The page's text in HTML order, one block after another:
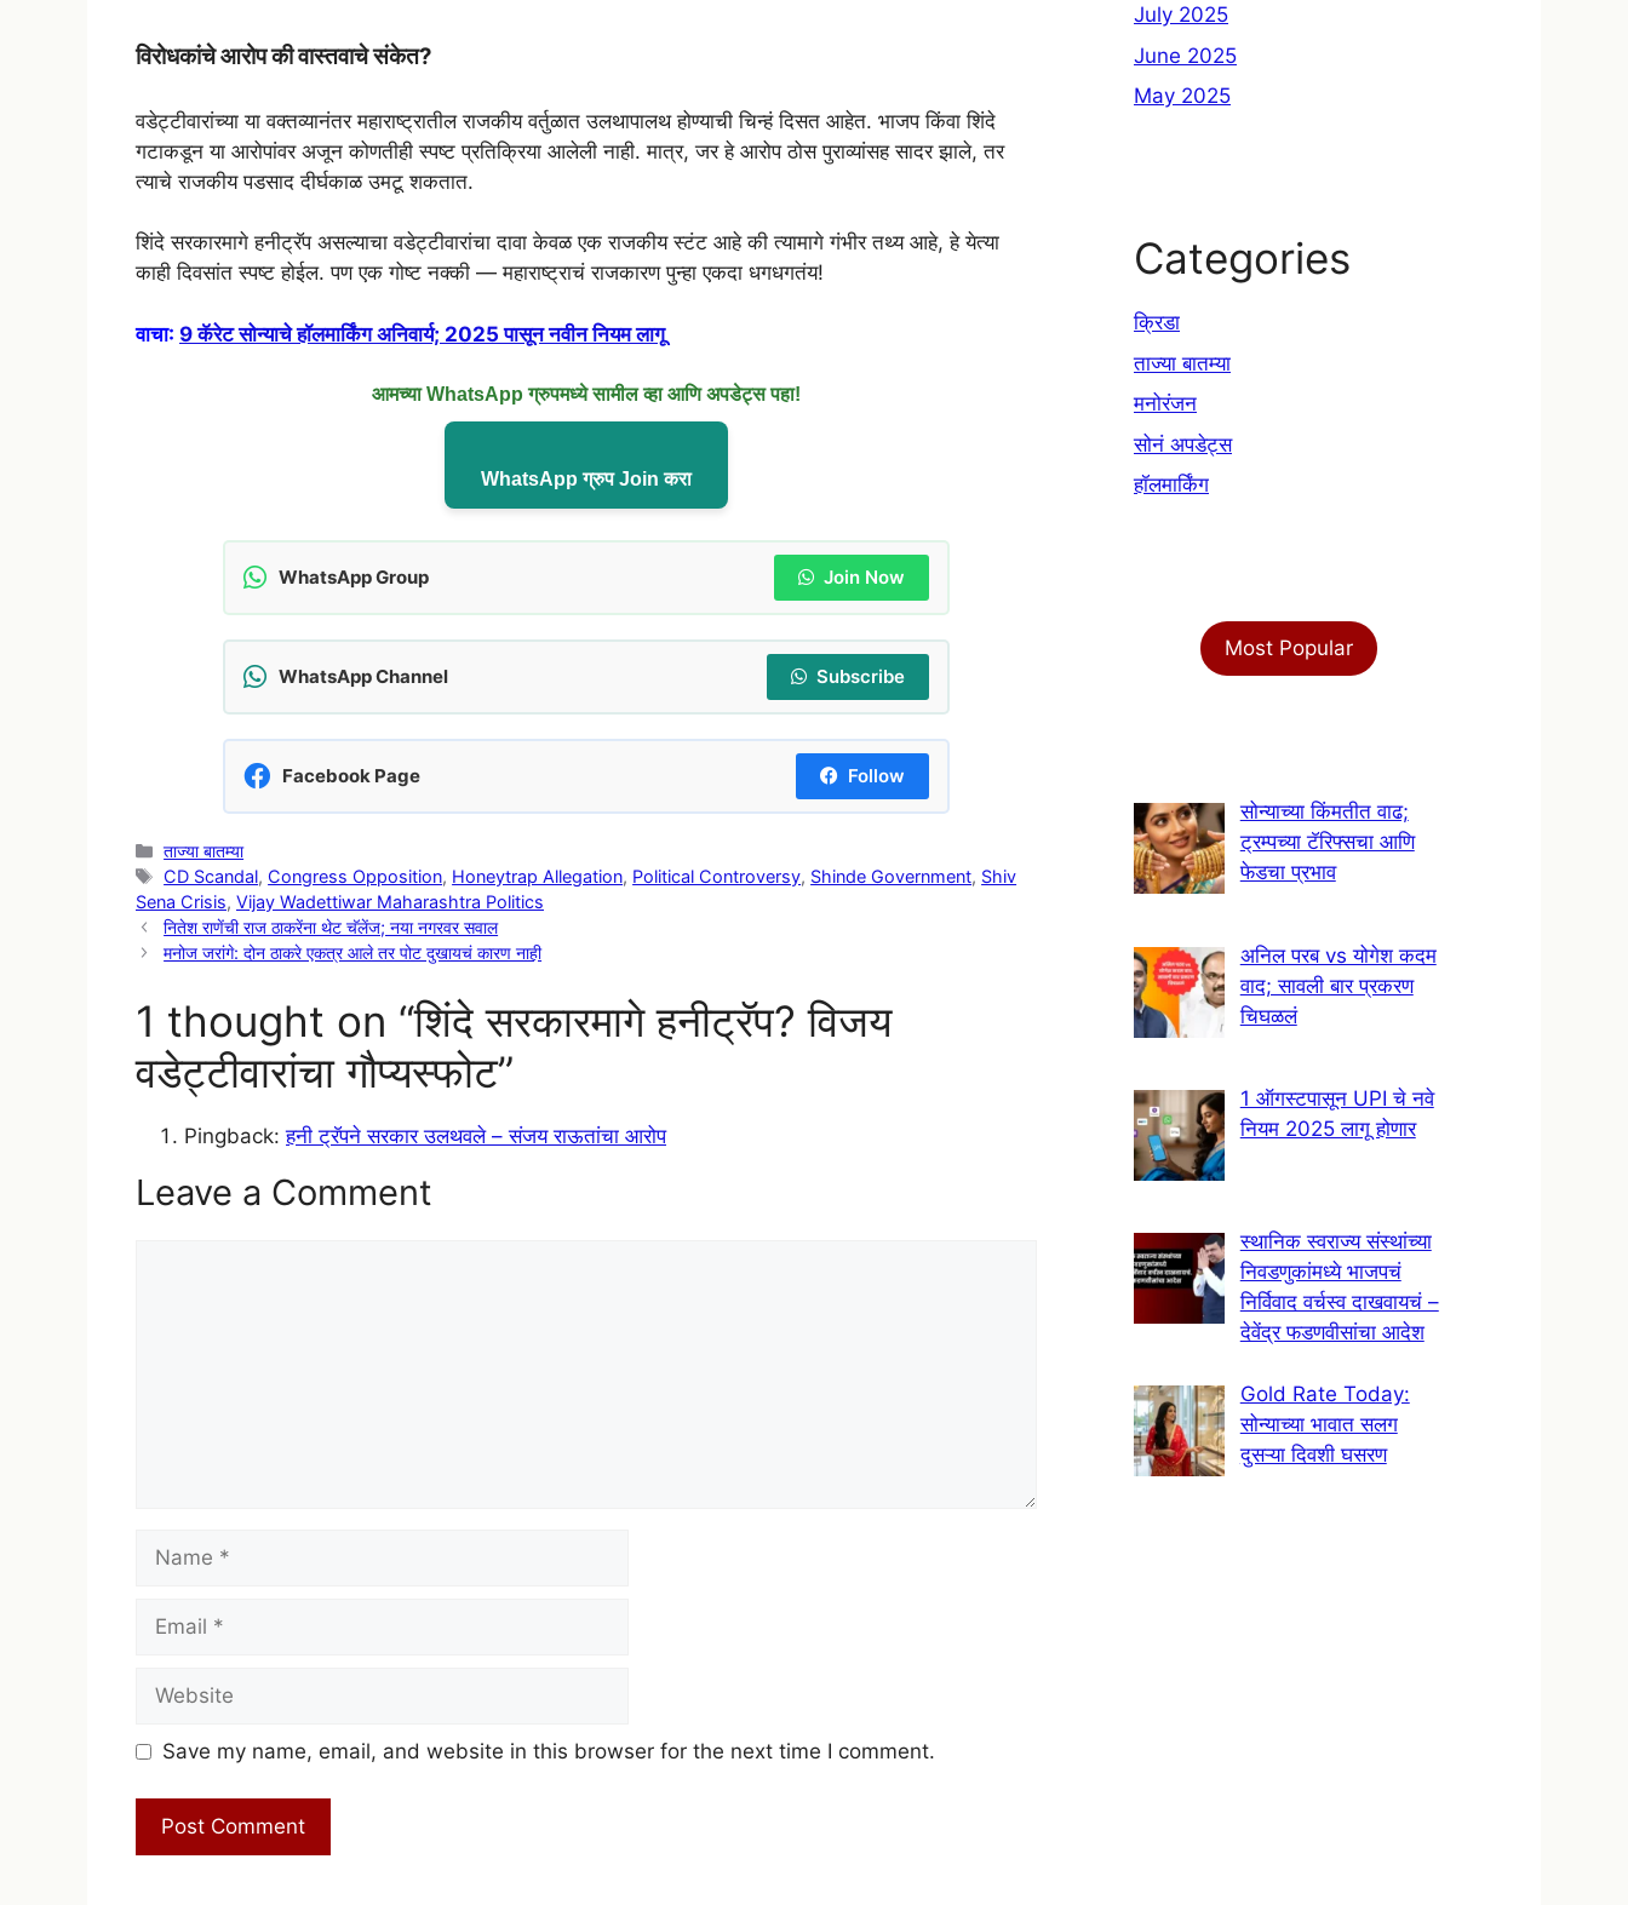
विरोधकांचे आरोप की वास्तवाचे संकेत?
वडेट्टीवारांच्या या वक्तव्यानंतर महाराष्ट्रातील राजकीय वर्तुळात उलथापालथ होण्याची चिन्हं दिसत आहेत. भाजप किंवा शिंदे
गटाकडून या आरोपांवर अजून कोणतीही स्पष्ट प्रतिक्रिया आलेली नाही. मात्र, जर हे आरोप ठोस पुराव्यांसह सादर झाले, तर
त्याचे राजकीय पडसाद दीर्घकाळ उमटू शकतात.
शिंदे सरकारमागे हनीट्रॅप असल्याचा वडेट्टीवारांचा दावा केवळ एक राजकीय स्टंट आहे की त्यामागे गंभीर तथ्य आहे, हे येत्या
काही दिवसांत स्पष्ट होईल. पण एक गोष्ट नक्की — महाराष्ट्राचं राजकारण पुन्हा एकदा धगधगतंय!
वाचा: 9 कॅरेट सोन्याचे हॉलमार्किंग अनिवार्य; 2025 पासून नवीन नियम लागू
आमच्या WhatsApp ग्रुपमध्ये सामील व्हा आणि अपडेट्स पहा!
WhatsApp ग्रुप Join करा
WhatsApp Group Join Now
WhatsApp Channel Subscribe
Facebook Page Follow
Categories
ताज्या बातम्या
Tags
CD Scandal, Congress Opposition, Honeytrap Allegation, Political Controversy, Shinde Government, Shiv
Sena Crisis, Vijay Wadettiwar Maharashtra Politics
नितेश राणेंची राज ठाकरेंना थेट चॅलेंज; नया नगरवर सवाल
मनोज जरांगे: दोन ठाकरे एकत्र आले तर पोट दुखायचं कारण नाही
1 thought on “शिंदे सरकारमागे हनीट्रॅप? विजय
वडेट्टीवारांचा गौप्यस्फोट”
Pingback:हनी ट्रॅपने सरकार उलथवले – संजय राऊतांचा आरोप
Leave a Comment
Name
Email
Website
Save my name, email, and website in this browser for the next time I comment.
July 2025
June 2025
May 2025
Categories
क्रिडा
ताज्या बातम्या
मनोरंजन
सोनं अपडेट्स
हॉलमार्किंग
Most Popular
सोन्याच्या किंमतीत वाढ;
ट्रम्पच्या टॅरिफ्सचा आणि
फेडचा प्रभाव
अनिल परब vs योगेश कदम
वाद; सावली बार प्रकरण
चिघळलं
1 ऑगस्टपासून UPI चे नवे
नियम 2025 लागू होणार
स्थानिक स्वराज्य संस्थांच्या
निवडणुकांमध्ये भाजपचं
निर्विवाद वर्चस्व दाखवायचं –
देवेंद्र फडणवीसांचा आदेश
Gold Rate Today:
सोन्याच्या भावात सलग
दुसऱ्या दिवशी घसरण